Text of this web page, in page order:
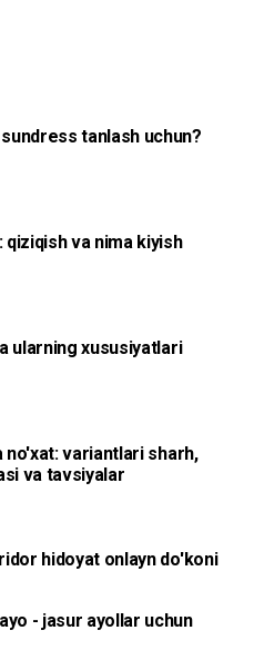
tanlash uchun?
qiziqish va nima kiyish
ularning xususiyatlari
no'xat: variantlari sharh,
va tavsiyalar
hidoyat onlayn do'koni
- jasur ayollar uchun